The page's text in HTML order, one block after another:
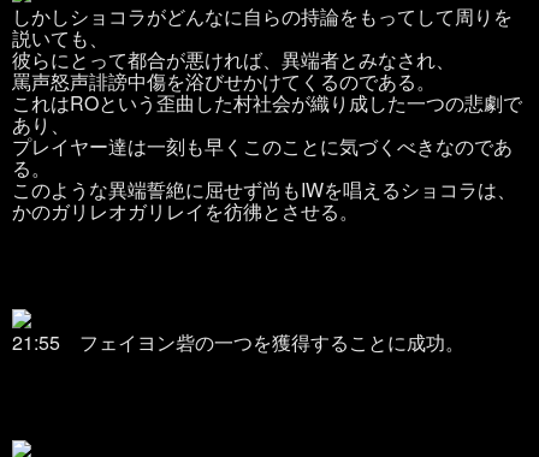
しかしショコラがどんなに自らの持論をもってして周りを
説いても、
彼らにとって都合が悪ければ、異端者とみなされ、
罵声怒声誹謗中傷を浴びせかけてくるのである。
これはROという歪曲した村社会が織り成した一つの悲劇で
あり、
プレイヤー達は一刻も早くこのことに気づくべきなのであ
る。
このような異端誓絶に屈せず尚もIWを唱えるショコラは、
かのガリレオガリレイを彷彿とさせる。
21:55 フェイヨン砦の一つを獲得することに成功。